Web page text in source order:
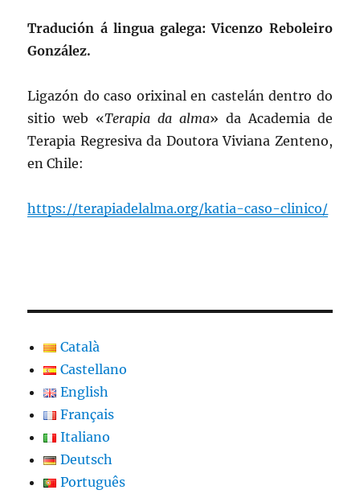
Tradución á lingua galega: Vicenzo Reboleiro
González.
Ligazón do caso orixinal en castelán dentro do
sitio web «Terapia da alma» da Academia de
Terapia Regresiva da Doutora Viviana Zenteno,
en Chile:
https://terapiadelalma.org/katia-caso-clinico/
Català
Castellano
English
Français
Italiano
Deutsch
Português